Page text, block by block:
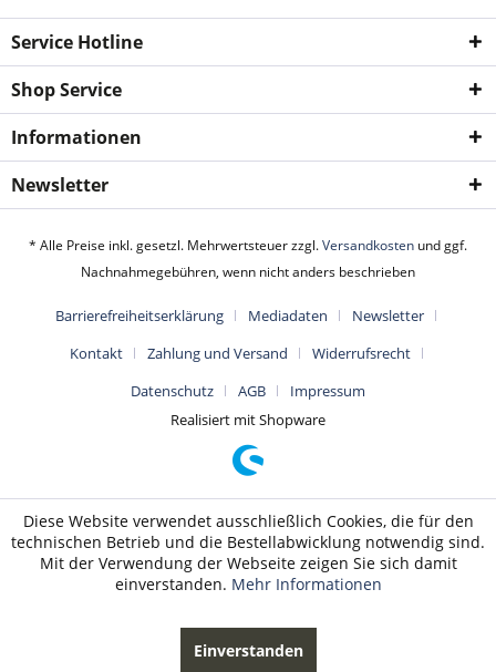
Service Hotline
Shop Service
Informationen
Newsletter
* Alle Preise inkl. gesetzl. Mehrwertsteuer zzgl.Versandkosten und ggf.
Nachnahmegebühren, wenn nicht anders beschrieben
Barrierefreiheitserklärung Mediadaten
Newsletter
Kontakt
Zahlung und Versand
Widerrufsrecht
Datenschutz
AGB
Impressum
Realisiert mit Shopware
Diese Website verwendet ausschließlich Cookies, die für den
technischen Betrieb und die Bestellabwicklung notwendig sind.
Mit der Verwendung der Webseite zeigen Sie sich damit
einverstanden. Mehr Informationen
Einverstanden